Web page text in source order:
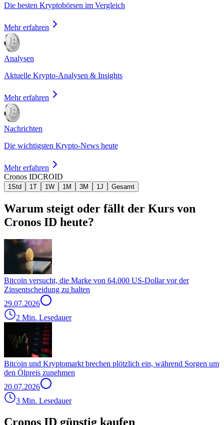
Die besten Kryptobörsen im Vergleich
Mehr erfahren
Analysen
Aktuelle Krypto-Analysen & Insights
Mehr erfahren
Nachrichten
Die wichtigsten Krypto-News heute
Mehr erfahren
Cronos IDCROID
1Std 1T 1W 1M 3M 1J Gesamt
Warum steigt oder fällt der Kurs von
Cronos ID heute?
Bitcoin versucht, die Marke von 64.000 US-Dollar vor der
Zinsentscheidung zu halten
29.07.2026
2 Min. Lesedauer
Bitcoin und Kryptomarkt brechen plötzlich ein, während Sorgen um
den Ölpreis zunehmen
20.07.2026
3 Min. Lesedauer
Cronos ID günstig kaufen